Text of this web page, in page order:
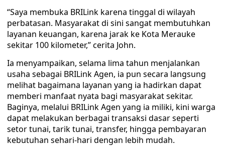
“Saya membuka BRILink karena tinggal di wilayah
perbatasan. Masyarakat di sini sangat membutuhkan
layanan keuangan, karena jarak ke Kota Merauke
sekitar 100 kilometer,” cerita John.
Ia menyampaikan, selama lima tahun menjalankan
usaha sebagai BRILink Agen, ia pun secara langsung
melihat bagaimana layanan yang ia hadirkan dapat
memberi manfaat nyata bagi masyarakat sekitar.
Baginya, melalui BRILink Agen yang ia miliki, kini warga
dapat melakukan berbagai transaksi dasar seperti
setor tunai, tarik tunai, transfer, hingga pembayaran
kebutuhan sehari-hari dengan lebih mudah.